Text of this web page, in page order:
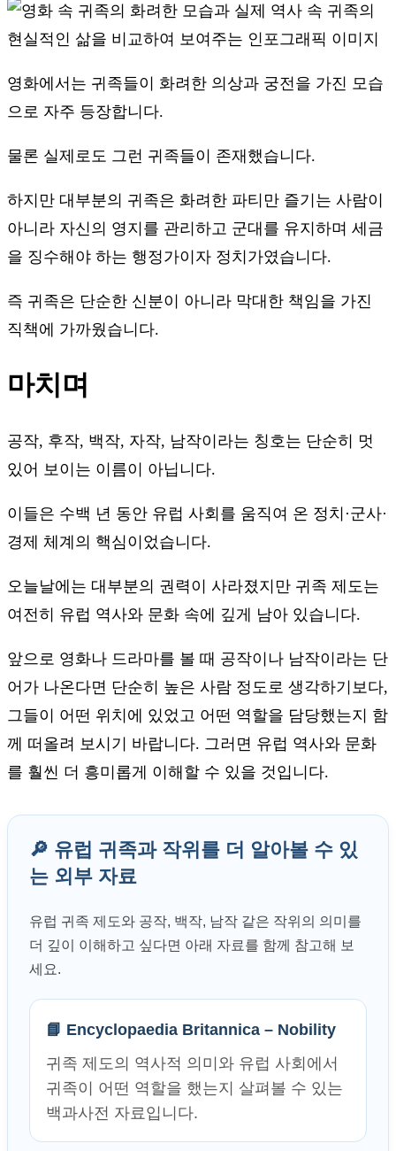
영화에서는 귀족들이 화려한 의상과 궁전을 가진 모습
으로 자주 등장합니다.
물론 실제로도 그런 귀족들이 존재했습니다.
하지만 대부분의 귀족은 화려한 파티만 즐기는 사람이
아니라 자신의 영지를 관리하고 군대를 유지하며 세금
을 징수해야 하는 행정가이자 정치가였습니다.
즉 귀족은 단순한 신분이 아니라 막대한 책임을 가진
직책에 가까웠습니다.
마치며
공작, 후작, 백작, 자작, 남작이라는 칭호는 단순히 멋
있어 보이는 이름이 아닙니다.
이들은 수백 년 동안 유럽 사회를 움직여 온 정치·군사·
경제 체계의 핵심이었습니다.
오늘날에는 대부분의 권력이 사라졌지만 귀족 제도는
여전히 유럽 역사와 문화 속에 깊게 남아 있습니다.
앞으로 영화나 드라마를 볼 때 공작이나 남작이라는 단
어가 나온다면 단순히 높은 사람 정도로 생각하기보다,
그들이 어떤 위치에 있었고 어떤 역할을 담당했는지 함
께 떠올려 보시기 바랍니다. 그러면 유럽 역사와 문화
를 훨씬 더 흥미롭게 이해할 수 있을 것입니다.
🔎 유럽 귀족과 작위를 더 알아볼 수 있
는 외부 자료
유럽 귀족 제도와 공작, 백작, 남작 같은 작위의 의미를
더 깊이 이해하고 싶다면 아래 자료를 함께 참고해 보
세요.
📘 Encyclopaedia Britannica – Nobility
귀족 제도의 역사적 의미와 유럽 사회에서
귀족이 어떤 역할을 했는지 살펴볼 수 있는
백과사전 자료입니다.